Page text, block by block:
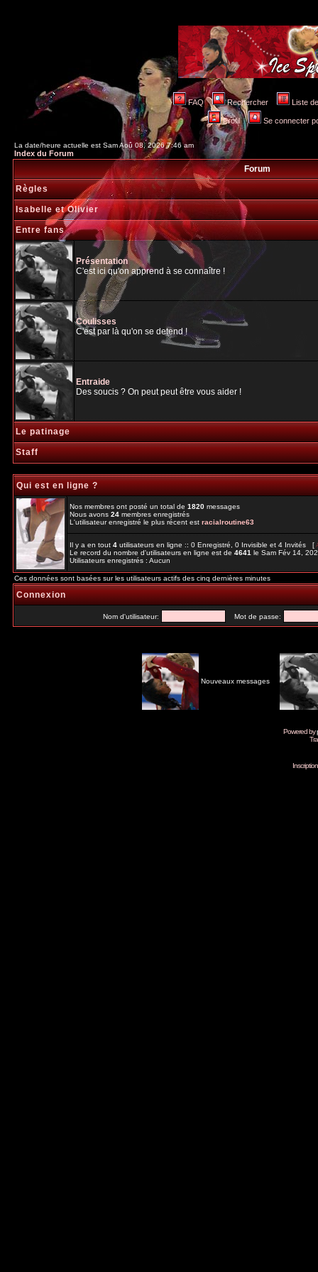
FAQ Rechercher Liste
Profil Se connecter
La date/heure actuelle est Sam Aoû 08, 2026 7:46 am
Index du Forum
Forum
Règles
Isabelle et Olivier
Entre fans
Présentation
C'est ici qu'on apprend à se connaître !
Coulisses
C'est par là qu'on se detend !
Entraide
Des soucis ? On peut peut être vous aider !
Le patinage
Staff
Qui est en ligne ?
Nos membres ont posté un total de1820messages
Nous avons24membres enregistrés
L'utilisateur enregistré le plus récent estracialroutine63
Il y a en tout4utilisateurs en ligne :: 0 Enregistré, 0 Invisible et 4 Invités [
Le record du nombre d'utilisateurs en ligne est de4641le Sam Fév 14,
Utilisateurs enregistrés : Aucun
Ces données sont basées sur les utilisateurs actifs des cinq dernières minutes
Connexion
Nom d'utilisateur: Mot de passe:
Nouveaux messages
Powered by